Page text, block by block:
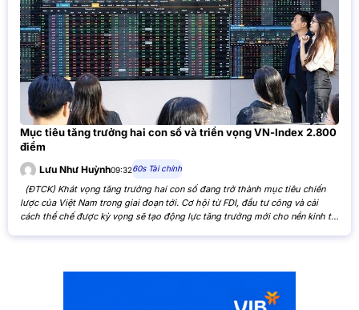
Mục tiêu tăng trưởng hai con số và triển vọng VN-Index 2.800
điểm
Lưu Như Huỳnh09:3260s Tài chính
(ĐTCK) Khát vọng tăng trưởng hai con số đang trở thành mục tiêu chiến
lược của Việt Nam trong giai đoạn tới. Cơ hội từ FDI, đầu tư công và cải
cách thể chế được kỳ vọng sẽ tạo động lực tăng trưởng mới cho nền kinh tế,